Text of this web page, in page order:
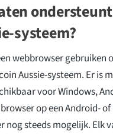
systeem?
webbrowser gebruiken
Aussie-systeem. Er is
voor Windows,
op een Android- of
nog steeds mogelijk. Elk